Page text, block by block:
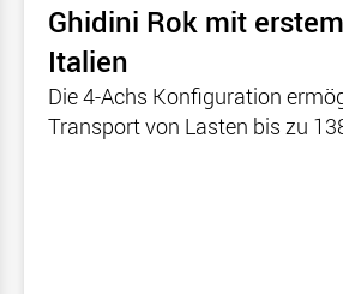
Ghidini Rok mit
Italien
Die 4-Achs Konfiguration
Transport von Lasten bis zu